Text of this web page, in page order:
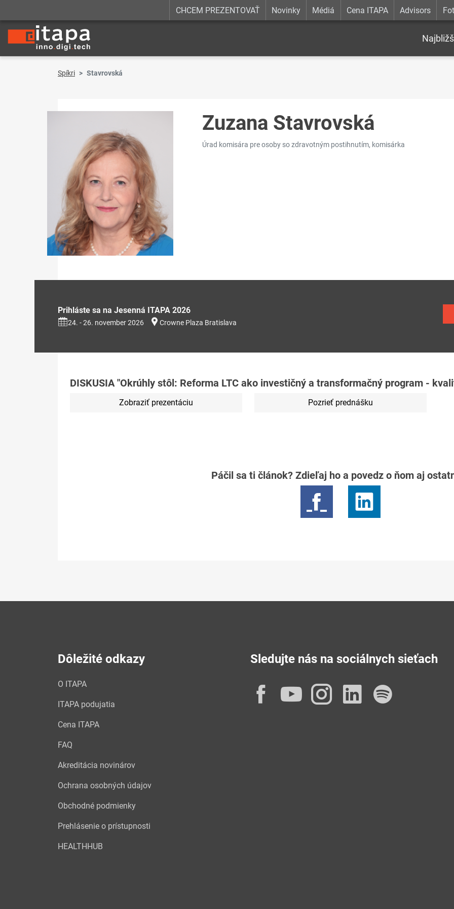
CHCEM PREZENTOVAŤ Novinky Médiá Cena ITAPA Advisors
Spíkri Stavrovská
Zuzana Stavrovská
Úrad komisára pre osoby so zdravotným postihnutím, komisárka
Prihláste sa na Jesenná ITAPA 2026
24. - 26. november 2026 Crowne Plaza Bratislava
DISKUSIA "Okrúhly stôl: Reforma LTC ako investičný a transformačný program -
Zobraziť prezentáciu Pozrieť prednášku
Páčil sa ti článok? Zdieľaj ho a povedz o ňom aj
Dôležité odkazy
O ITAPA
ITAPA podujatia
Cena ITAPA
FAQ
Akreditácia novinárov
Ochrana osobných údajov
Obchodné podmienky
Prehlásenie o prístupnosti
HEALTHHUB
Sledujte nás na sociálnych sieťach
Facebook
YouTube
Instagram
LinkedIn